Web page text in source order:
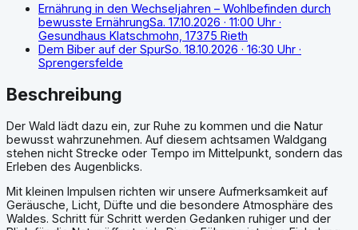
Ernährung in den Wechseljahren – Wohlbefinden durch
bewusste ErnährungSa. 17.10.2026 · 11:00 Uhr ·
Gesundhaus Klatschmohn, 17375 Rieth
Dem Biber auf der SpurSo. 18.10.2026 · 16:30 Uhr ·
Sprengersfelde
Beschreibung
Der Wald lädt dazu ein, zur Ruhe zu kommen und die Natur
bewusst wahrzunehmen. Auf diesem achtsamen Waldgang
stehen nicht Strecke oder Tempo im Mittelpunkt, sondern das
Erleben des Augenblicks.
Mit kleinen Impulsen richten wir unsere Aufmerksamkeit auf
Geräusche, Licht, Düfte und die besondere Atmosphäre des
Waldes. Schritt für Schritt werden Gedanken ruhiger und der